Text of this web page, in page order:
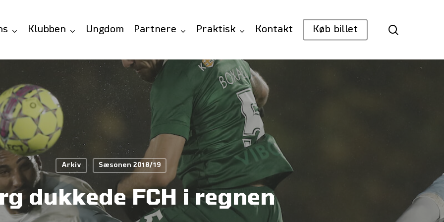
Klubben Ungdom Partnere Praktisk Kontakt Køb billet
Arkiv Sæsonen 2018/19
dukkede FCH i regnen